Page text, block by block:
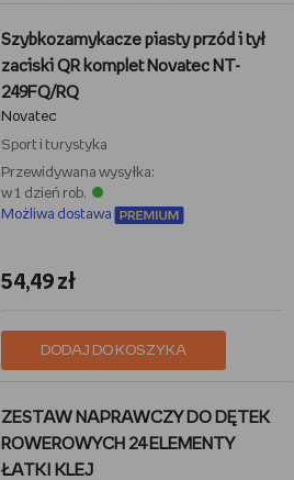
Szybkozamykacze piasty przód i tył
zaciski QR komplet Novatec NT-
249FQ/RQ
Novatec
Sport i turystyka
Przewidywana wysyłka:
w 1 dzień rob.
Możliwa dostawa
54,49 zł
DODAJ DO KOSZYKA
ZESTAW NAPRAWCZY DO DĘTEK
ROWEROWYCH 24 ELEMENTY
ŁATKI KLEJ